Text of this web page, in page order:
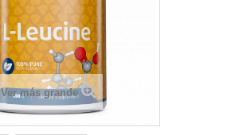
Ver más grande